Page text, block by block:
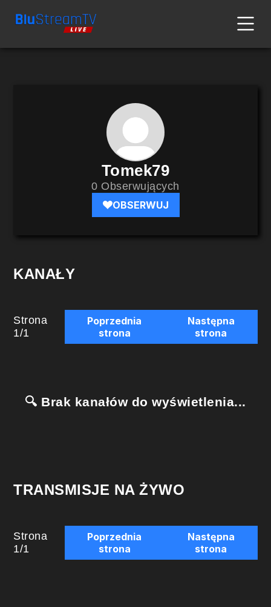
Tomek79
0 Obserwujących
OBSERWUJ
KANAŁY
Strona
1/1
Poprzednia
strona
Następna
strona
🔍 Brak kanałów do wyświetlenia...
TRANSMISJE NA ŻYWO
Strona
1/1
Poprzednia
strona
Następna
strona